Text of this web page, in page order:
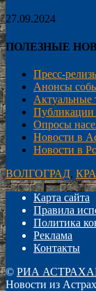
27.09.2024
ПОЛЕЗНЫЕ
Пресс-
Анонсы
Актуальные
Публикации
Опросы
Новости в
Новости в
ВОЛГОГРАД,
Карта сайта
Правила
Политика
Реклама
Контакты
© РИА
Новости из